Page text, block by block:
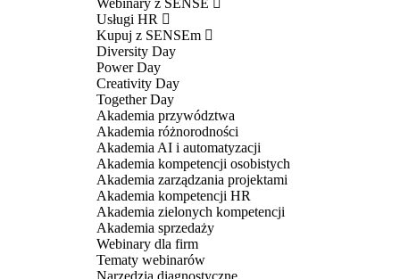
Webinary z SENSE
Usługi HR
Kupuj z SENSEm
Diversity Day
Power Day
Creativity Day
Together Day
Akademia przywództwa
Akademia różnorodności
Akademia AI i automatyzacji
Akademia kompetencji osobistych
Akademia zarządzania projektami
Akademia kompetencji HR
Akademia zielonych kompetencji
Akademia sprzedaży
Webinary dla firm
Tematy webinarów
Narzędzia diagnostyczne